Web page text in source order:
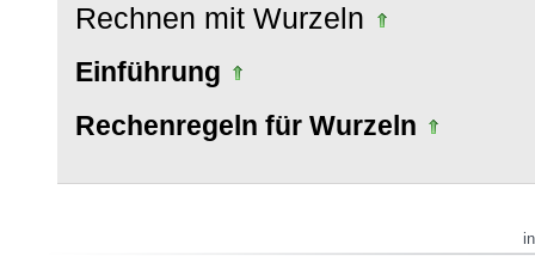
Rechnen mit Wurzeln
Einführung
Rechenregeln für Wurzeln